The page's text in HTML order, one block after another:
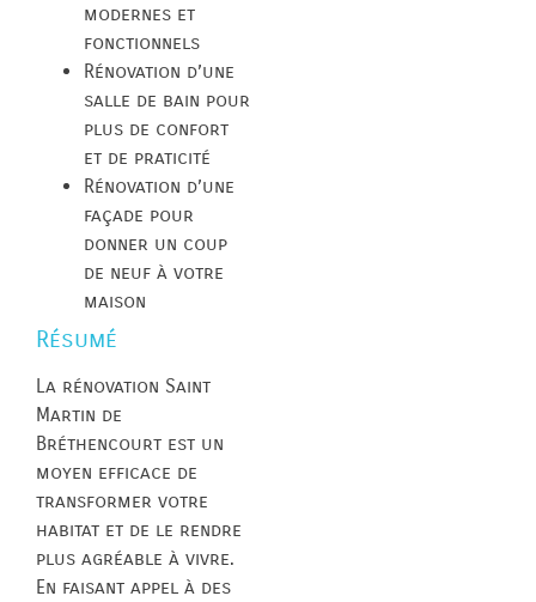
modernes et
fonctionnels
Rénovation d’une
salle de bain pour
plus de confort
et de praticité
Rénovation d’une
façade pour
donner un coup
de neuf à votre
maison
Résumé
La rénovation Saint
Martin de
Bréthencourt est un
moyen efficace de
transformer votre
habitat et de le rendre
plus agréable à vivre.
En faisant appel à des